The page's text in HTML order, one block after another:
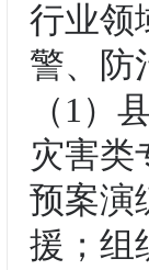
行业领
警、防
（1）
灾害类
预案演
援；组